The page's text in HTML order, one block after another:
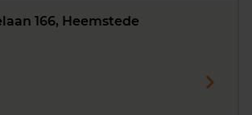
166, Heemstede